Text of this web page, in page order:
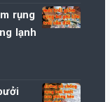
rụng
lạnh